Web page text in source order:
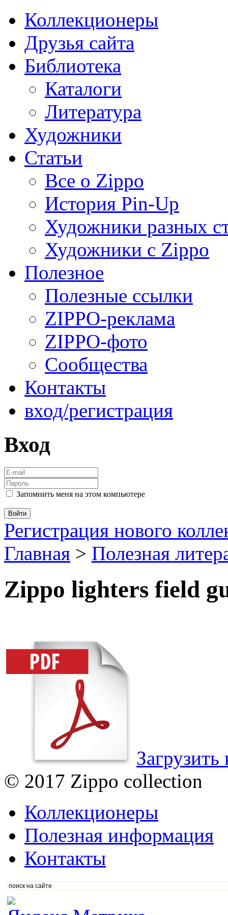
Коллекционеры
Друзья сайта
Библиотека
Каталоги
Литература
Художники
Статьи
Все о Zippo
История Pin-Up
Художники разных
Художники с Zippo
Полезное
Полезные ссылки
ZIPPO-реклама
ZIPPO-фото
Сообщества
Контакты
вход/регистрация
Вход
Запомнить меня на этом компьютере
Регистрация нового
Главная > Полезная
Zippo lighters field
Загрузить
© 2017 Zippo collection
Коллекционеры
Полезная информация
Контакты